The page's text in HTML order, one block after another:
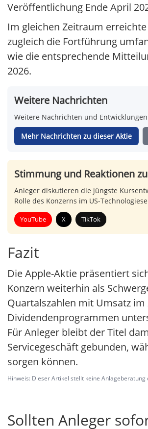
Veröffentlichung Ende April
Im gleichen Zeitraum
zugleich die Fortführung
wie die entsprechende
2026.
Weitere Nachrichten
Weitere Nachrichten und
Mehr Nachrichten zu dieser Aktie
Stimmung und Reaktionen
Anleger diskutieren die jüngste
Rolle des Konzerns im US-
YouTube X TikTok
Fazit
Die Apple-Aktie präsentiert
Konzern weiterhin als
Quartalszahlen mit Umsatz
Dividendenprogrammen
Für Anleger bleibt der Titel
Servicegeschäft gebunden,
sorgen können.
Hinweis: Dieser Artikel stellt keine
Sollten Anleger